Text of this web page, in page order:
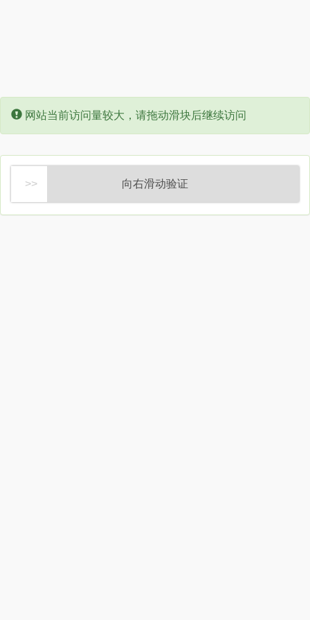
Error:
网站当前访问量较大，请拖动滑块后继续访问
向右滑动验证